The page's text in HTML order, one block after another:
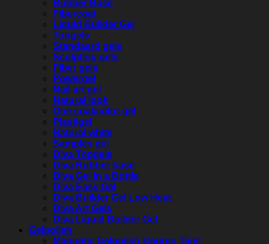
Rubber Base
Fibercoat
Liquid Builder Gel
Topgels
Standaard gels
Sculpting gels
Fiber gels
Powergel
Nail art gel
Natural look
One coat/color gel
Plastigel
Natural white
Samples gel
Diva Topgels
Diva Rubber base
Diva Gel in a Bottle
Diva Easy Gel
Diva Builder Gel Low Heat
Diva Art Gels
Diva Liquid Builder Gel
Gelpolish
Magnetic Gelpolish kleuren 15ml